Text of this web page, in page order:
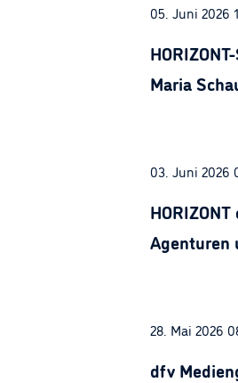
05. Juni 2026
Maria
03. Juni 2026
Agenturen
28. Mai 2026
dfv